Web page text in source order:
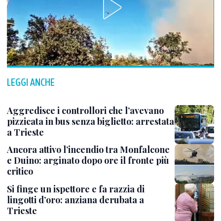
LEGGI ANCHE
Aggredisce i controllori che l’avevano
pizzicata in bus senza biglietto: arrestata
a Trieste
Ancora attivo l’incendio tra Monfalcone
e Duino: arginato dopo ore il fronte più
critico
Si finge un ispettore e fa razzia di
lingotti d’oro: anziana derubata a
Trieste